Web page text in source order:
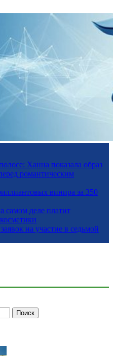
Ханна показала образ
романтическим
винира за 350
самом деле платит
на участие в седьмой